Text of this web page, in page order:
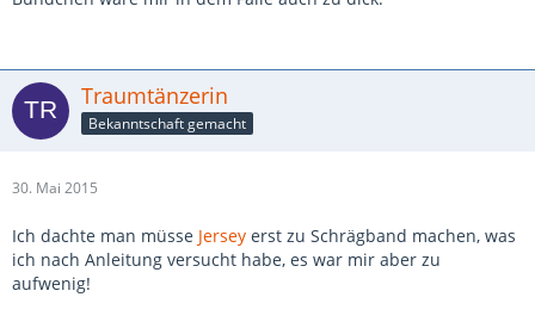
Traumtänzerin
Bekanntschaft gemacht
30. Mai 2015
Ich dachte man müsse Jersey erst zu Schrägband machen, was
ich nach Anleitung versucht habe, es war mir aber zu
aufwenig!